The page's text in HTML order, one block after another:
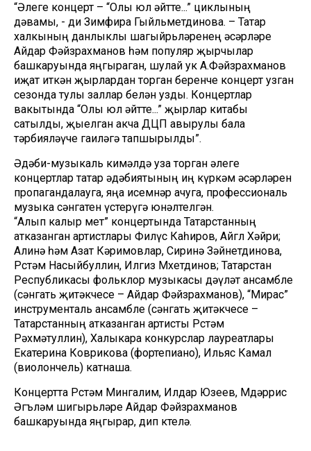
“Әлеге концерт – “Олы юл әйтте...” циклының
дәвамы, - ди Зимфира Гыйльметдинова. – Татар
халкының данлыклы шагыйрьләренең әсәрләре
Айдар Фәйзрахманов һәм популяр җырчылар
башкаруында яңгыраган, шулай ук А.Фәйзрахманов
иҗат иткән җырлардан торган беренче концерт узган
сезонда тулы заллар белән узды. Концертлар
вакытында “Олы юл әйтте...” җырлар китабы
сатылды, җыелган акча ДЦП авырулы бала
тәрбияләүче гаиләгә тапшырылды”.
Әдәби-музыкаль кимәлдә уза торган әлеге
концертлар татар әдәбиятының иң күркәм әсәрләрен
пропагандалауга, яңа исемнәр ачуга, профессиональ
музыка сәнгатен үстерүгә юнәлтелгән.
“Алып калыр өмет” концертында Татарстанның
атказанган артистлары Филүс Каһиров, Айгөл Хәйри;
Алинә һәм Азат Кәримовлар, Сиринә Зәйнетдинова,
Рөстәм Насыйбуллин, Илгиз Мөхетдинов; Татарстан
Республикасы фольклор музыкасы дәүләт ансамбле
(сәнгать җитәкчесе – Айдар Фәйзрахманов), “Мирас”
инструменталь ансамбле (сәнгать җитәкчесе –
Татарстанның атказанган артисты Рөстәм
Рәхмәтуллин), Халыкара конкурслар лауреатлары
Екатерина Коврикова (фортепиано), Ильяс Камал
(виолончель) катнаша.
Концертта Рөстәм Мингалим, Илдар Юзеев, Мөдәррис
Әгъләм шигырьләре Айдар Фәйзрахманов
башкаруында яңгырар, дип көтелә.